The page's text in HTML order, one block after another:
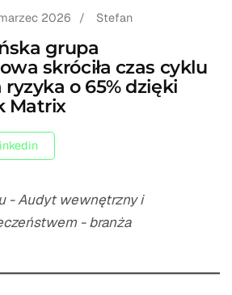
2026 / Stefan
grupa
skróciła czas cyklu
o 65% dzięki
Matrix
- Audyt wewnętrzny i
- branża